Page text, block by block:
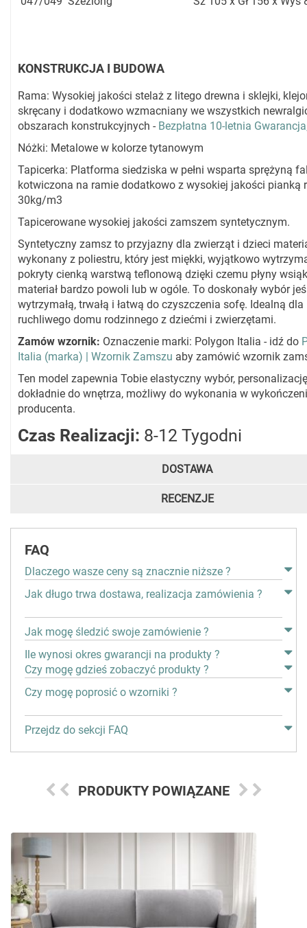
KONSTRUKCJA I BUDOWA
Rama: Wysokiej jakości stelaż z litego drewna i sklejki,
skręcany i dodatkowo wzmacniany we wszystkich
obszarach konstrukcyjnych - Bezpłatna 10-letnia
Nóżki: Metalowe w kolorze tytanowym
Tapicerka: Platforma siedziska w pełni wsparta sprężyną
kotwiczona na ramie dodatkowo z wysokiej jakości pianką
30kg/m3
Tapicerowane wysokiej jakości zamszem syntetycznym.
Syntetyczny zamsz to przyjazny dla zwierząt i dzieci
wykonany z poliestru, który jest miękki, wyjątkowo
pokryty cienką warstwą teflonową dzięki czemu płyny
materiał bardzo powoli lub w ogóle. To doskonały wybór
wytrzymałą, trwałą i łatwą do czyszczenia sofę. Idealną dla
ruchliwego domu rodzinnego z dziećmi i zwierzętami.
Zamów wzornik: Oznaczenie marki: Polygon Italia - idź do
Italia (marka) | Wzornik Zamszu aby zamówić wzornik
Ten model zapewnia Tobie elastyczny wybór, personalizację
dokładnie do wnętrza, możliwy do wykonania w
producenta.
Czas Realizacji: 8-12 Tygodni
DOSTAWA
RECENZJE
FAQ
Dlaczego wasze ceny są znacznie niższe ?
Jak długo trwa dostawa, realizacja zamówienia ?
Jak mogę śledzić swoje zamówienie ?
Ile wynosi okres gwarancji na produkty ?
Czy mogę gdzieś zobaczyć produkty ?
Czy mogę poprosić o wzorniki ?
Przejdz do sekcji FAQ
PRODUKTY POWIĄZANE